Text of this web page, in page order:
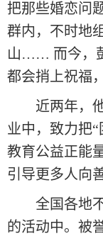
把那些婚恋问
群内，不时地
山…… 而今，
都会捎上祝福
近两年，
业中，致力把
教育公益正能
引导更多人向
全国各地
的活动中。被